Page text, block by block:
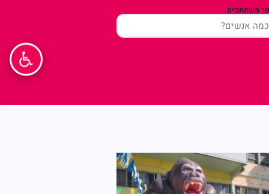
משתתפים